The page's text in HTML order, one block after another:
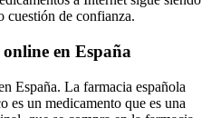
cuestión de confianza.
en España
España. La farmacia española
es un medicamento que es una